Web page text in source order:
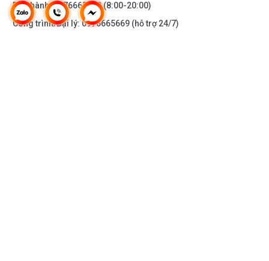
Bảo hành:0976665669(8:00-20:00)
Công trình/Đại lý:0976665669 (hỗ trợ 24/7)